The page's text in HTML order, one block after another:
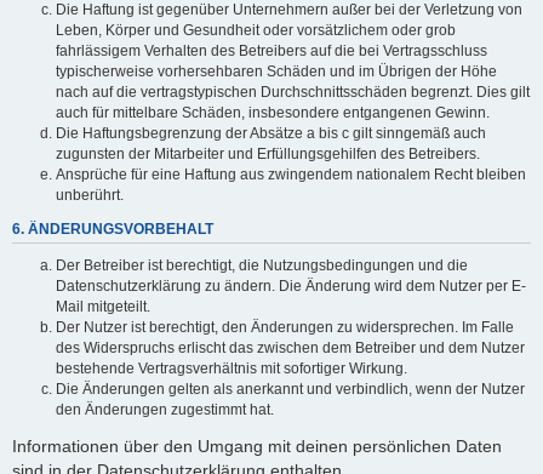
Die Haftung ist gegenüber Unternehmern außer bei der Verletzung von
Leben, Körper und Gesundheit oder vorsätzlichem oder grob
fahrlässigem Verhalten des Betreibers auf die bei Vertragsschluss
typischerweise vorhersehbaren Schäden und im Übrigen der Höhe
nach auf die vertragstypischen Durchschnittsschäden begrenzt. Dies gilt
auch für mittelbare Schäden, insbesondere entgangenen Gewinn.
Die Haftungsbegrenzung der Absätze a bis c gilt sinngemäß auch
zugunsten der Mitarbeiter und Erfüllungsgehilfen des Betreibers.
Ansprüche für eine Haftung aus zwingendem nationalem Recht bleiben
unberührt.
6. ÄNDERUNGSVORBEHALT
Der Betreiber ist berechtigt, die Nutzungsbedingungen und die
Datenschutzerklärung zu ändern. Die Änderung wird dem Nutzer per E-
Mail mitgeteilt.
Der Nutzer ist berechtigt, den Änderungen zu widersprechen. Im Falle
des Widerspruchs erlischt das zwischen dem Betreiber und dem Nutzer
bestehende Vertragsverhältnis mit sofortiger Wirkung.
Die Änderungen gelten als anerkannt und verbindlich, wenn der Nutzer
den Änderungen zugestimmt hat.
Informationen über den Umgang mit deinen persönlichen Daten
sind in der Datenschutzerklärung enthalten.